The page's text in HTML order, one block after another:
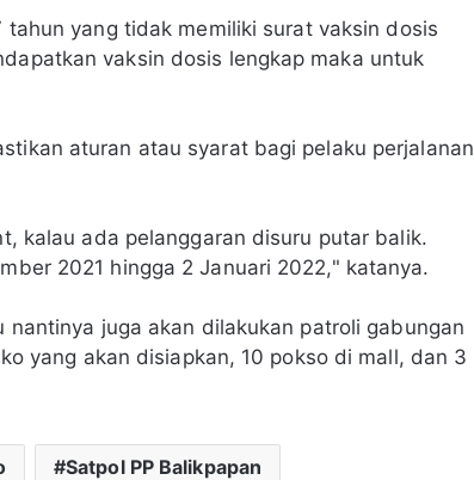
yang tidak memiliki surat vaksin dosis
vaksin dosis lengkap maka untuk
aturan atau syarat bagi pelaku perjalanan
kalau ada pelanggaran disuru putar balik.
2021 hingga 2 Januari 2022," katanya.
juga akan dilakukan patroli gabungan
yang akan disiapkan, 10 pokso di mall, dan 3
Satpol PP Balikpapan